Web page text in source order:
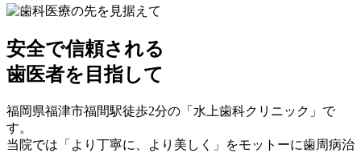
安全で信頼される
歯医者を目指して
福岡県福津市福間駅徒歩2分の「水上歯科クリニック」で
す。
当院では「より丁寧に、より美しく」をモットーに歯周病治